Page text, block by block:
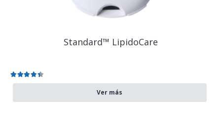
Standard™ LipidoCare
Ver más